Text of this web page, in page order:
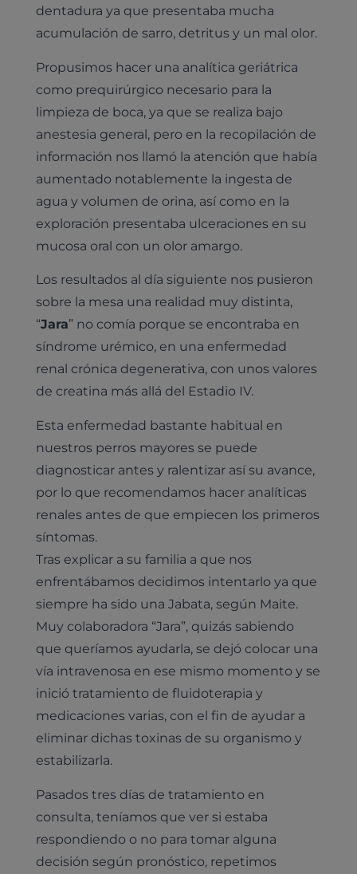
dentadura ya que presentaba mucha
acumulación de sarro, detritus y un mal olor.
Propusimos hacer una analítica geriátrica
como prequirúrgico necesario para la
limpieza de boca, ya que se realiza bajo
anestesia general, pero en la recopilación de
información nos llamó la atención que había
aumentado notablemente la ingesta de
agua y volumen de orina, así como en la
exploración presentaba ulceraciones en su
mucosa oral con un olor amargo.
Los resultados al día siguiente nos pusieron
sobre la mesa una realidad muy distinta,
“Jara” no comía porque se encontraba en
síndrome urémico, en una enfermedad
renal crónica degenerativa, con unos valores
de creatina más allá del Estadio IV.
Esta enfermedad bastante habitual en
nuestros perros mayores se puede
diagnosticar antes y ralentizar así su avance,
por lo que recomendamos hacer analíticas
renales antes de que empiecen los primeros
síntomas.
Tras explicar a su familia a que nos
enfrentábamos decidimos intentarlo ya que
siempre ha sido una Jabata, según Maite.
Muy colaboradora “Jara”, quizás sabiendo
que queríamos ayudarla, se dejó colocar una
vía intravenosa en ese mismo momento y se
inició tratamiento de fluidoterapia y
medicaciones varias, con el fin de ayudar a
eliminar dichas toxinas de su organismo y
estabilizarla.
Pasados tres días de tratamiento en
consulta, teníamos que ver si estaba
respondiendo o no para tomar alguna
decisión según pronóstico, repetimos